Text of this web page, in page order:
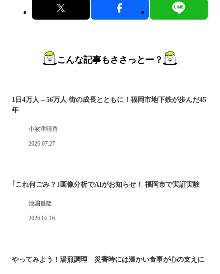
こんな記事もささっとー？
1日4万人→56万人 街の成長とともに！福岡市地下鉄が歩んだ45
年
小波津晴香
2026.07.27
｢これ何ごみ？｣画像分析でAIがお知らせ！ 福岡市で実証実験
池園昌隆
2026.02.16
やってみよう！湯煎調理 災害時には温かい食事が心の支えに